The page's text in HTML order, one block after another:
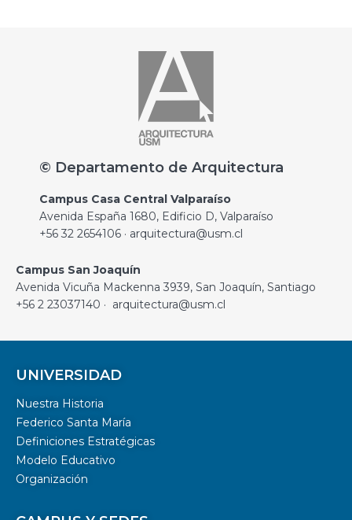
© Departamento de Arquitectura
Campus Casa Central Valparaíso
Avenida España 1680, Edificio D, Valparaíso
+56 32 2654106 · arquitectura@usm.cl
Campus San Joaquín
Avenida Vicuña Mackenna 3939, San Joaquín, Santiago
+56 2 23037140 · arquitectura@usm.cl
UNIVERSIDAD
Nuestra Historia
Federico Santa María
Definiciones Estratégicas
Modelo Educativo
Organización